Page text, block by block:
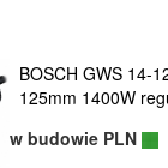
BOSCH GWS 14-
125mm 1400W
w budowie PLN